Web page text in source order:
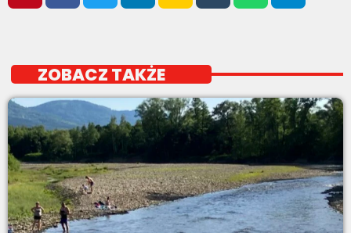
ZOBACZ TAKŻE